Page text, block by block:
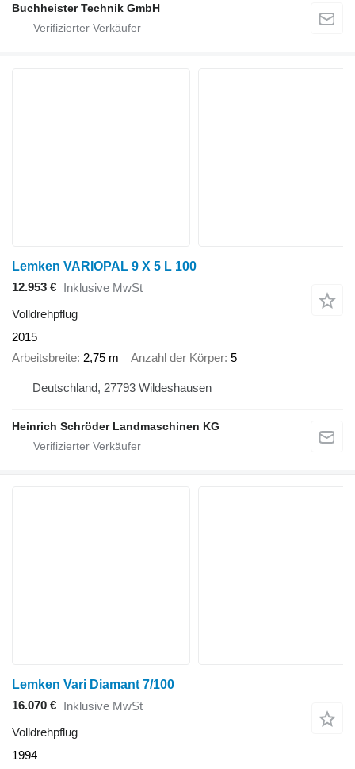
Buchheister Technik GmbH
Lemken VARIOPAL 9 X 5 L 100
12.953 € Inklusive MwSt
Volldrehpflug
2015
Arbeitsbreite 2,75 m Anzahl der Körper 5
Deutschland, 27793 Wildeshausen
Heinrich Schröder Landmaschinen KG
Lemken Vari Diamant 7/100
16.070 € Inklusive MwSt
Volldrehpflug
1994